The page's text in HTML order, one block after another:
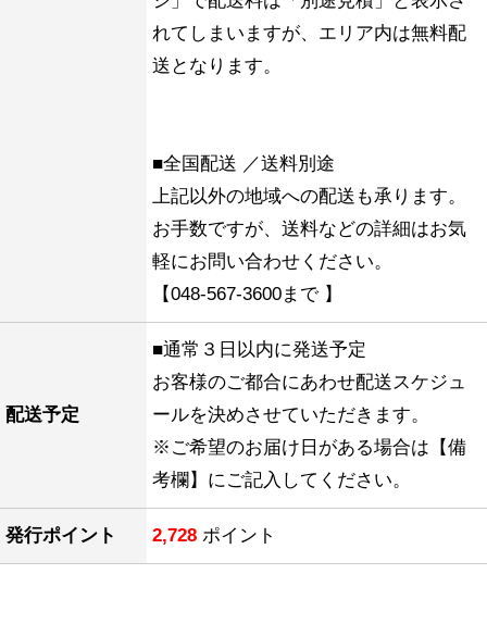
れてしまいますが、エリア内は無料配
送となります。
■全国配送 ／送料別途
上記以外の地域への配送も承ります。
お手数ですが、送料などの詳細はお気
軽にお問い合わせください。
【048-567-3600まで 】
配送予定
■通常３日以内に発送予定
お客様のご都合にあわせ配送スケジュ
ールを決めさせていただきます。
※ご希望のお届け日がある場合は【備
考欄】にご記入してください。
発行ポイント 2,728 ポイント